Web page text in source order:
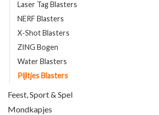
Laser Tag Blasters
NERF Blasters
X-Shot Blasters
ZING Bogen
Water Blasters
Pijltjes Blasters
Feest, Sport & Spel
Mondkapjes